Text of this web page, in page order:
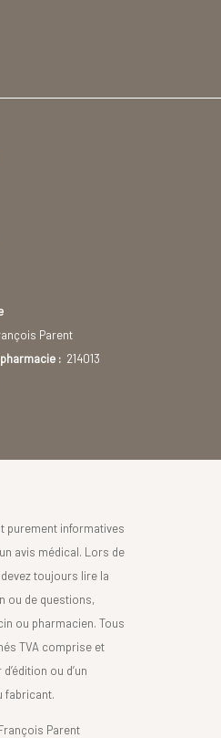
Parent
:214013
purement informatives
avis médical. Lors de
devez toujours lire la
ou de questions,
ou pharmacien. Tous
TVA comprise et
ou d’un
fabricant.
François Parent